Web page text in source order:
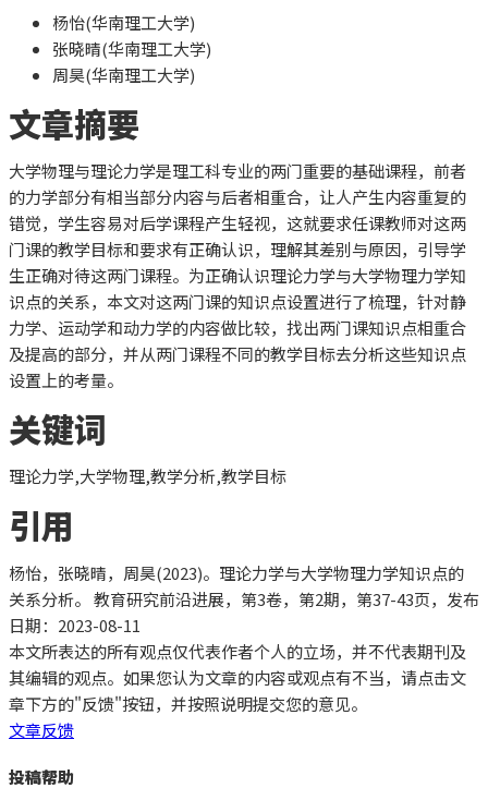
杨怡(华南理工大学)
张晓晴(华南理工大学)
周昊(华南理工大学)
文章摘要
大学物理与理论力学是理工科专业的两门重要的基础课程，前者
的力学部分有相当部分内容与后者相重合，让人产生内容重复的
错觉，学生容易对后学课程产生轻视，这就要求任课教师对这两
门课的教学目标和要求有正确认识，理解其差别与原因，引导学
生正确对待这两门课程。为正确认识理论力学与大学物理力学知
识点的关系，本文对这两门课的知识点设置进行了梳理，针对静
力学、运动学和动力学的内容做比较，找出两门课知识点相重合
及提高的部分，并从两门课程不同的教学目标去分析这些知识点
设置上的考量。
关键词
理论力学,大学物理,教学分析,教学目标
引用
杨怡，张晓晴，周昊(2023)。理论力学与大学物理力学知识点的
关系分析。 教育研究前沿进展， 第3卷，第2期，第37-43页，发布
日期：2023-08-11
本文所表达的所有观点仅代表作者个人的立场，并不代表期刊及
其编辑的观点。如果您认为文章的内容或观点有不当，请点击文
章下方的"反馈"按钮，并按照说明提交您的意见。
文章反馈
投稿帮助